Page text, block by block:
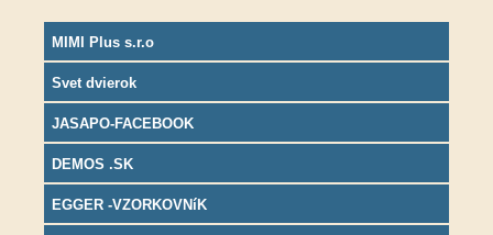
MIMI Plus s.r.o
Svet dvierok
JASAPO-FACEBOOK
DEMOS .SK
EGGER -VZORKOVNíK